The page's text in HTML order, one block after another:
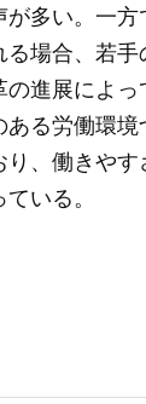
多い。一
場合、若
進展によ
る労働環
、働きや
いる。